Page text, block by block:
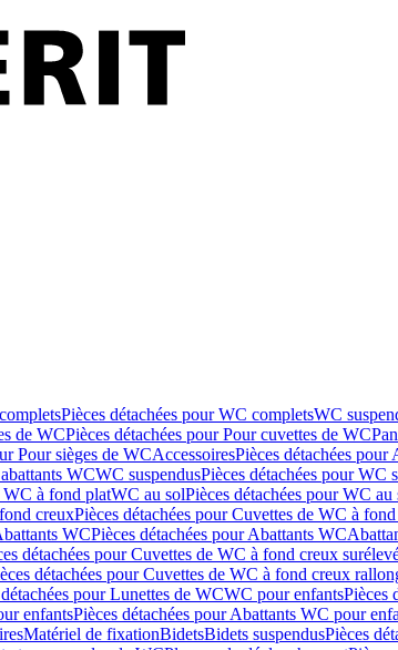
Pièces détachées pour WC completsWC
de WCPièces détachées pour Pour cuvettes de WC
Pour sièges de WCAccessoiresPièces détachées pour
WCWC suspendusPièces détachées pour WC
WC à fond platWC au solPièces détachées pour WC au
creuxPièces détachées pour Cuvettes de WC à
WCPièces détachées pour Abattants WC
détachées pour Cuvettes de WC à fond creux
détachées pour Cuvettes de WC à fond creux
pour Lunettes de WCWC pour enfantsPièces
enfantsPièces détachées pour Abattants WC pour
Matériel de fixationBidetsBidets suspendusPièces